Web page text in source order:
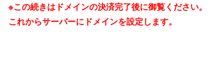
※この続きはドメインの決済完了後に御覧ください。
これからサーバーにドメインを設定します。